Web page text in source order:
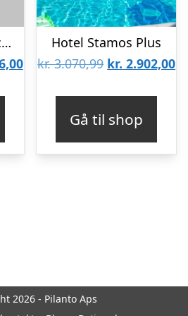
Hotel Palazzo Greco Boutique
Den
kr. 3.316,00.
Hotel Stamos Plus
kr.3.070,99 Den
var:
kr. 3.070,99.
kr. 2.902,00
Gå til shop
2026 - Pilanto Aps